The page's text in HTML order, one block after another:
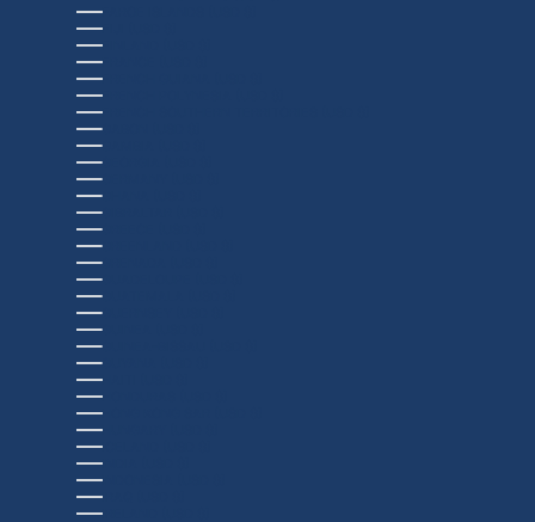
FAROE ISLANDS (USD $)
FIJI (USD $)
FINLAND (USD $)
FRANCE (USD $)
FRENCH GUIANA (USD $)
FRENCH POLYNESIA (USD $)
FRENCH SOUTHERN TERRITORIES (USD $)
GABON (USD $)
GAMBIA (USD $)
GEORGIA (USD $)
GERMANY (USD $)
GHANA (USD $)
GIBRALTAR (USD $)
GREECE (USD $)
GREENLAND (USD $)
GRENADA (USD $)
GUADELOUPE (USD $)
GUATEMALA (USD $)
GUERNSEY (USD $)
GUINEA (USD $)
GUINEA-BISSAU (USD $)
GUYANA (USD $)
HAITI (USD $)
HONDURAS (USD $)
HONG KONG SAR (USD $)
HUNGARY (USD $)
ICELAND (USD $)
INDIA (USD $)
INDONESIA (USD $)
IRAQ (USD $)
IRELAND (USD $)